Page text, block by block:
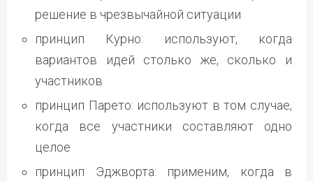
решение в чрезвычайной ситуации
принцип Курно: используют, когда
вариантов идей столько же, сколько и
участников
принцип Парето: используют в том случае,
когда все участники составляют одно
целое
принцип Эджворта: применим, когда в